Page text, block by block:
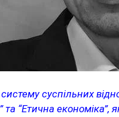
суспільних
та “Етична економіка”,